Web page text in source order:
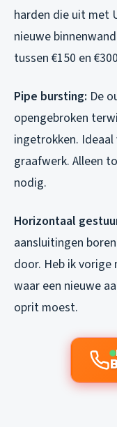
harden die uit met
nieuwe
tussen €150 en
Pipe bursting: De
opengebroken
ingetrokken.
graafwerk. Alleen
nodig.
Horizontaal
aansluitingen
door. Heb ik
waar een nieuwe
oprit moest.